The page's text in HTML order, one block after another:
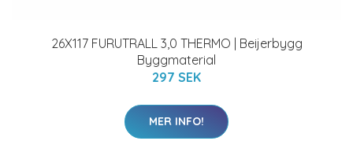
26X117 FURUTRALL 3,0 THERMO | Beijerbygg
Byggmaterial
297 SEK
MER INFO!